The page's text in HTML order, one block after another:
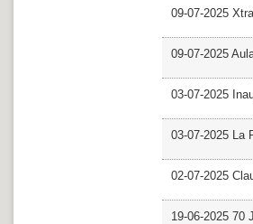
09-07-2025
09-07-2025
03-07-2025
03-07-2025 La
02-07-2025
19-06-2025 70